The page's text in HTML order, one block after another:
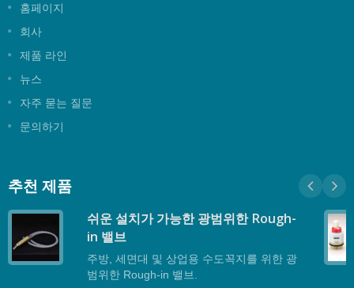
홈페이지
회사
제품 라인
뉴스
자주 묻는 질문
문의하기
추천 제품
쉬운 설치가 가능한 광범위한 Rough-
in 밸브
주방, 세면대 및 상업용 수도꼭지를 위한 광
범위한 Rough-in 밸브.